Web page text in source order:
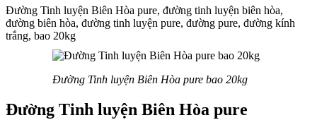
Đường Tinh luyện Biên Hòa pure, đường tinh luyện biên hòa,
đường biên hòa, đường tinh luyện pure, đường pure, đường kính
trắng, bao 20kg
Đường Tinh luyện Biên Hòa pure bao 20kg
Đường Tinh luyện Biên Hòa pure